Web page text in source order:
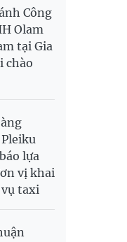
340.71
7,243.07
2,823.98
26,420
142,500,000
Công
Olam
tại Gia
chào
lựa
vị khai
taxi